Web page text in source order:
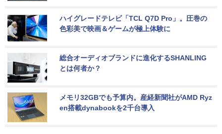
ハイグレードテレビ「TCL Q7D Pro」。圧巻の
色彩美で映画＆ゲームが極上体験に
総合オーディオブランドに進化するSHANLING
とは何者か？
メモリ32GBでも予算内。産経新聞社がAMD Ryz
en搭載dynabookを2千台導入